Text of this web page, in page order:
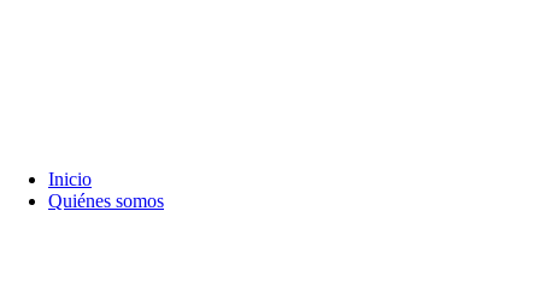
Inicio
Quiénes somos